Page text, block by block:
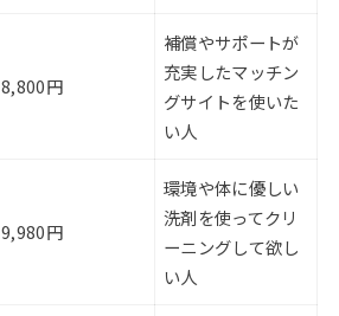
8,800円
補償やサポートが
充実したマッチン
グサイトを使いた
い人
9,980円
環境や体に優しい
洗剤を使ってクリ
ーニングして欲し
い人